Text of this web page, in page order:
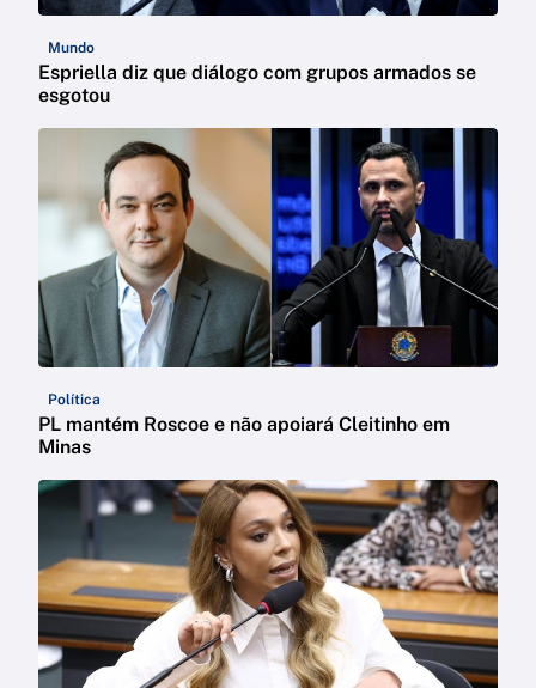
Mundo
Espriella diz que diálogo com grupos armados se
esgotou
Política
PL mantém Roscoe e não apoiará Cleitinho em
Minas